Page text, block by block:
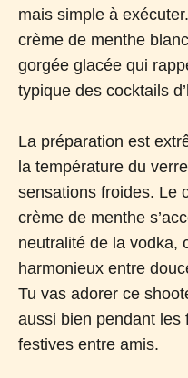
mais simple à
crème de menthe
gorgée glacée qui
typique des cocktails
La préparation est
la température du
sensations froides. Le
crème de menthe
neutralité de la vodka,
harmonieux entre
Tu vas adorer ce
aussi bien pendant les
festives entre amis.